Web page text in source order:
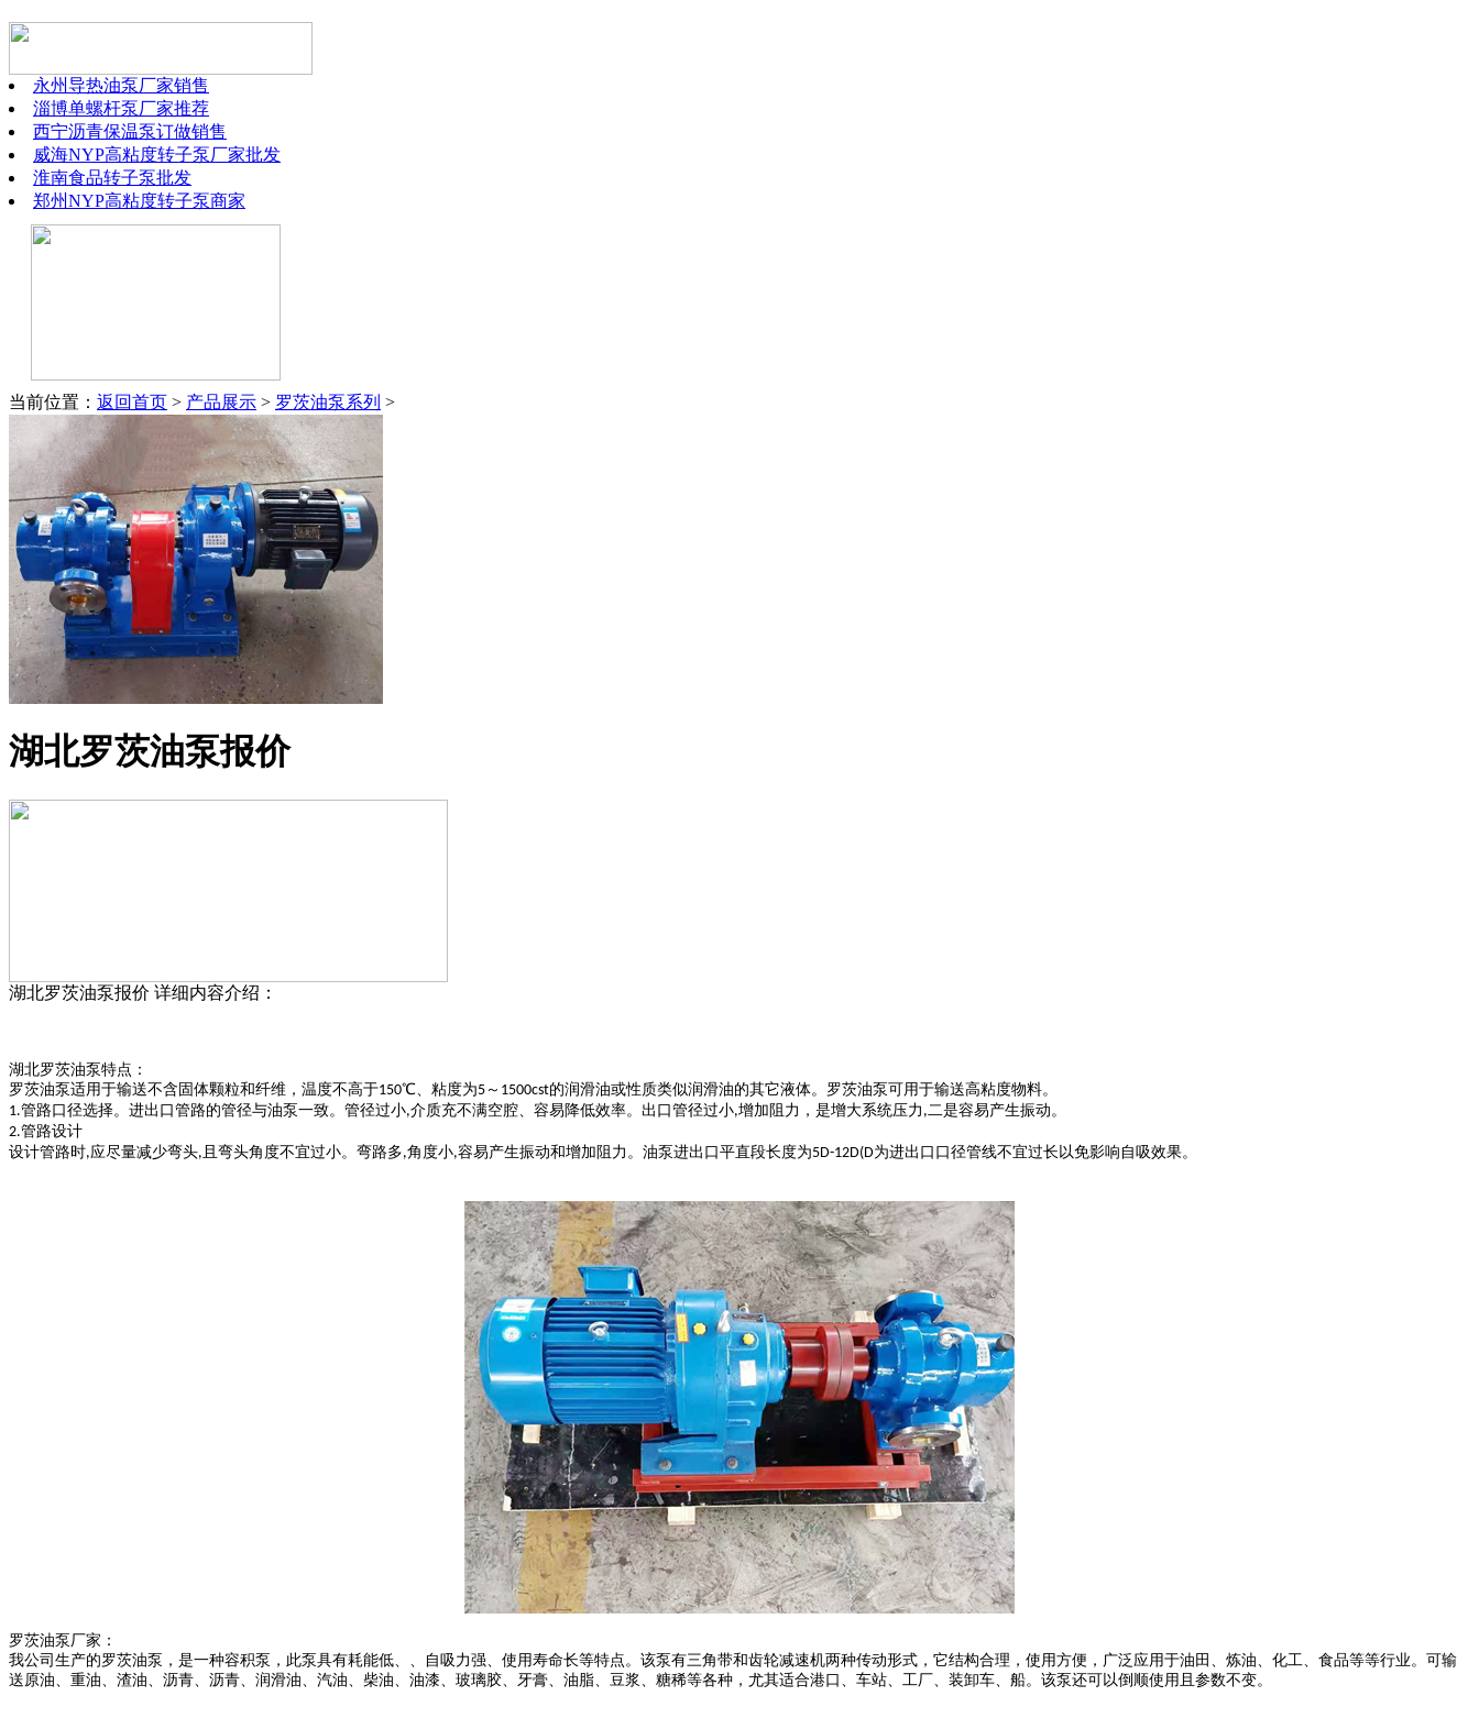
永州导热油泵厂家销售
淄博单螺杆泵厂家推荐
西宁沥青保温泵订做销售
威海NYP高粘度转子泵厂家批发
淮南食品转子泵批发
郑州NYP高粘度转子泵商家
当前位置： 返回首页 > 产品展示 > 罗茨油泵系列 >
湖北罗茨油泵报价
湖北罗茨油泵报价 详细内容介绍：
湖北罗茨油泵特点：
罗茨油泵适用于输送不含固体颗粒和纤维，温度不高于150℃、粘度为5 ～ 1500cst的润滑油或性质类似润滑油的其它液体。 罗茨油泵可用于输送高粘度物料。
1.管路口径选择。进出口管路的管径与油泵一致。管径过小,介质充不满空腔、容易降低效率。出口管径过小,增加阻力，是增大系统压力 ,二是容易产生振动。
2.管路设计
设计管路时,应尽量减少弯头, 且弯头角度不宜过小。弯路多,角度小,容易产生振动和增加阻力。油泵进出口平直段长度为5D-12D(D为进出口口径管线不宜过长以免影响自吸效果。
罗茨油泵 厂家：
我公司生产的罗茨油泵 ，是一种容积泵，此泵具有耗能低、、自吸力强、使用寿命长等特点。该泵有三角带和齿轮减速机两种传动形式，它结构合理，使用方便，广泛应用于油田、炼油、化工、食品等等行业。可输
送原油、重油、渣油、沥青、沥青、润滑油、汽油、柴油、油漆、玻璃胶、牙膏、油脂、豆浆、糖稀等各种 ， 尤其适合港口、车站、工厂、装卸车、船。该泵还可以倒顺使用且参数不变。